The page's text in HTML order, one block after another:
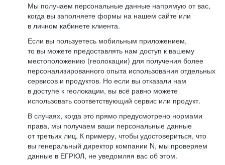
Мы получаем персональные данные напрямую от вас,
когда вы заполняете формы на нашем сайте или
в личном кабинете клиента.
Если вы пользуетесь мобильным приложением,
то вы можете предоставлять нам доступ к вашему
местоположению (геолокации) для получения более
персонализированного опыта использования отдельных
сервисов и продуктов. Но если вы отказали нам
в доступе к геолокации, вы всё равно можете
использовать соответствующий сервис или продукт.
В случаях, когда это прямо предусмотрено нормами
права, мы получаем ваши персональные данные
от третьих лиц. К примеру, чтобы удостовериться, что
вы генеральный директор компании N, мы проверяем
данные в ЕГРЮЛ, не уведомляя вас об этом.